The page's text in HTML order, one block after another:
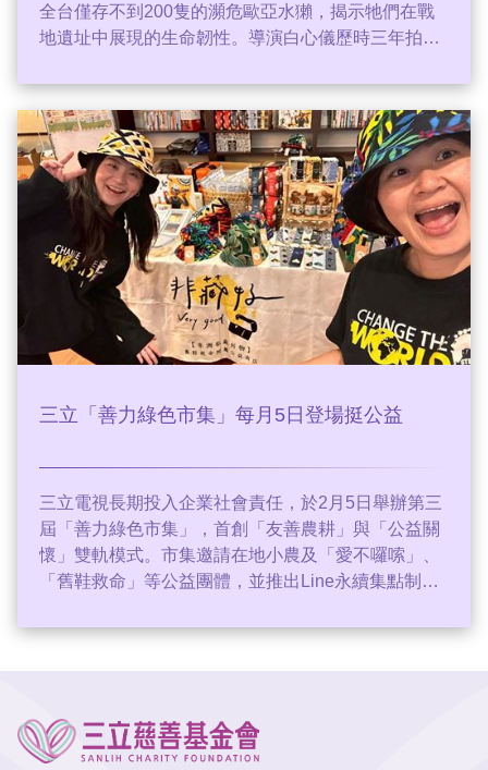
全台僅存不到200隻的瀕危歐亞水獺，揭示牠們在戰
地遺址中展現的生命韌性。導演白心儀歷時三年拍
博館與三立強調，透過教育喚起大眾對棲地守護的關
注，將知識轉化為行動。這部紀錄片不僅獲國際影展
肯定，更成功讓金門歐亞水獺的保育困境獲得全球矚
目，呼籲各界共同守護台灣珍貴的生態資產。
三立「善力綠色市集」每月5日登場挺公益
三立電視長期投入企業社會責任，於2月5日舉辦第三
屆「善力綠色市集」，首創「友善農耕」與「公益關
懷」雙軌模式。市集邀請在地小農及「愛不囉嗦」、
「舊鞋救命」等公益團體，並推出Line永續集點制
身支持，大讚「0diva平埔黑豬」的科技養豬理念。三
力，展現三立推動永續生活的決心。